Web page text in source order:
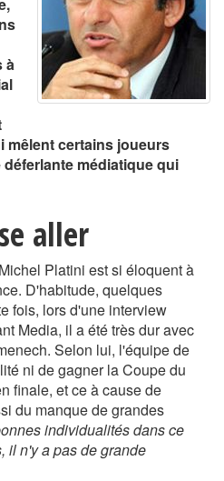
à
mêlent certains joueurs
médiatique qui
aller
Platini est si éloquent à
D'habitude, quelques
fois, lors d'une interview
Media, il a été très dur avec
Selon lui, l'équipe de
ni de gagner la Coupe du
finale, et ce à cause de
du manque de grandes
individualités dans ce
il n'y a pas de grande